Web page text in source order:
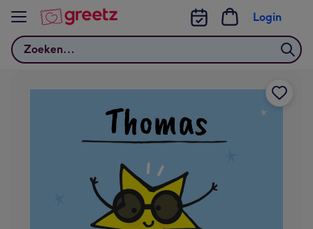
Bekijk meer
Zoeken
Login